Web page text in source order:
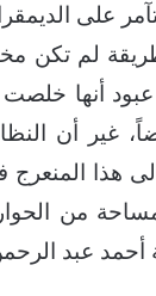
على
لم تكن
عبود أنها
غير أن
هذا
من
أحمد عبد